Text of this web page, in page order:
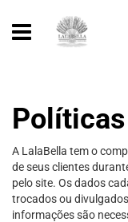
A LalaBella tem o
de seus clientes
pelo site. Os dados
trocados ou
informações são